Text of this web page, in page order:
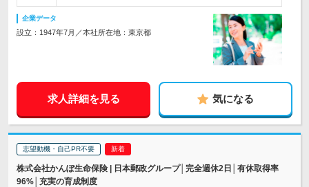
企業データ
設立：1947年7月／本社所在地：東京都
求人詳細を見る 気になる
志望動機・自己PR不要
株式会社かんぽ生命保険 | 日本郵政グループ│完全週休2日│有休取得率
96%│充実の育成制度